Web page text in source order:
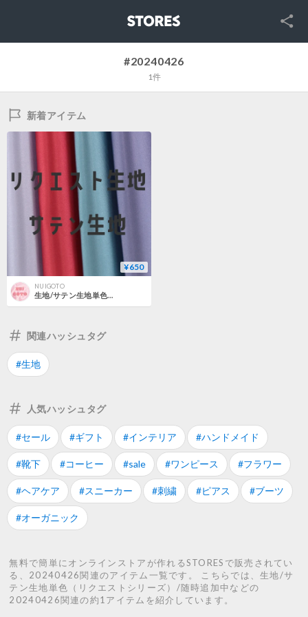
SNS
#20240426
1件
新着アイテム
¥650
NUIGOTO
生地/サテン生地単色（リクエストシリーズ）/随時追加中
関連ハッシュタグ
#生地
人気ハッシュタグ
#セール #ギフト #インテリア #ハンドメイド
#靴下 #コーヒー #sale #ワンピース #フラワー
#ヘアケア #スニーカー #刺繍 #ピアス #ブーツ
#オーガニック
無料で簡単にオンラインストアが作れるSTORESで販売されてい
る、20240426関連のアイテム一覧です。 こちらでは、生地/サ
テン生地単色（リクエストシリーズ）/随時追加中などの
20240426関連の約1アイテムを紹介しています。